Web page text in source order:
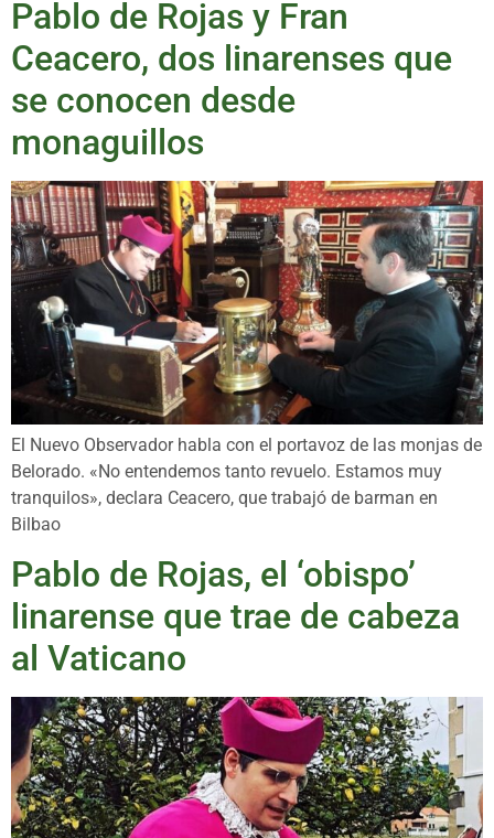
Pablo de Rojas y Fran
Ceacero, dos linarenses que
se conocen desde
monaguillos
El Nuevo Observador habla con el portavoz de las monjas de
Belorado. «No entendemos tanto revuelo. Estamos muy
tranquilos», declara Ceacero, que trabajó de barman en
Bilbao
Pablo de Rojas, el ‘obispo’
linarense que trae de cabeza
al Vaticano